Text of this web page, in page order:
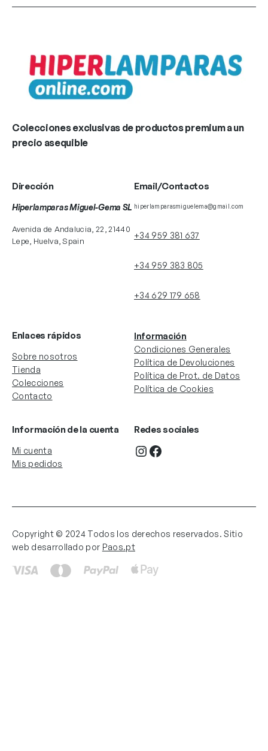
Colecciones exclusivas de productos premium a un
precio asequible
Dirección
Hiperlamparas Miguel-Gema SL
Avenida de Andalucia, 22, 21440
Lepe, Huelva, Spain
Email/Contactos
hiperlamparasmiguelema@gmail.com
+34 959 381 637
+34 959 383 805
+34 629 179 658
Enlaces rápidos
Sobre nosotros
Tienda
Colecciones
Contacto
Información
Condiciones Generales
Política de Devoluciones
Política de Prot. de Datos
Política de Cookies
Información de la cuenta
Mi cuenta
Mis pedidos
Redes sociales
InstagramFacebook
Copyright © 2024 Todos los derechos reservados. Sitio
web desarrollado por Paos.pt